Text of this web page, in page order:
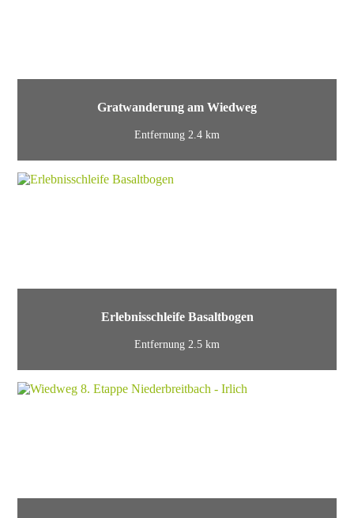
Gratwanderung am Wiedweg
Entfernung 2.4 km
Erlebnisschleife Basaltbogen
Entfernung 2.5 km